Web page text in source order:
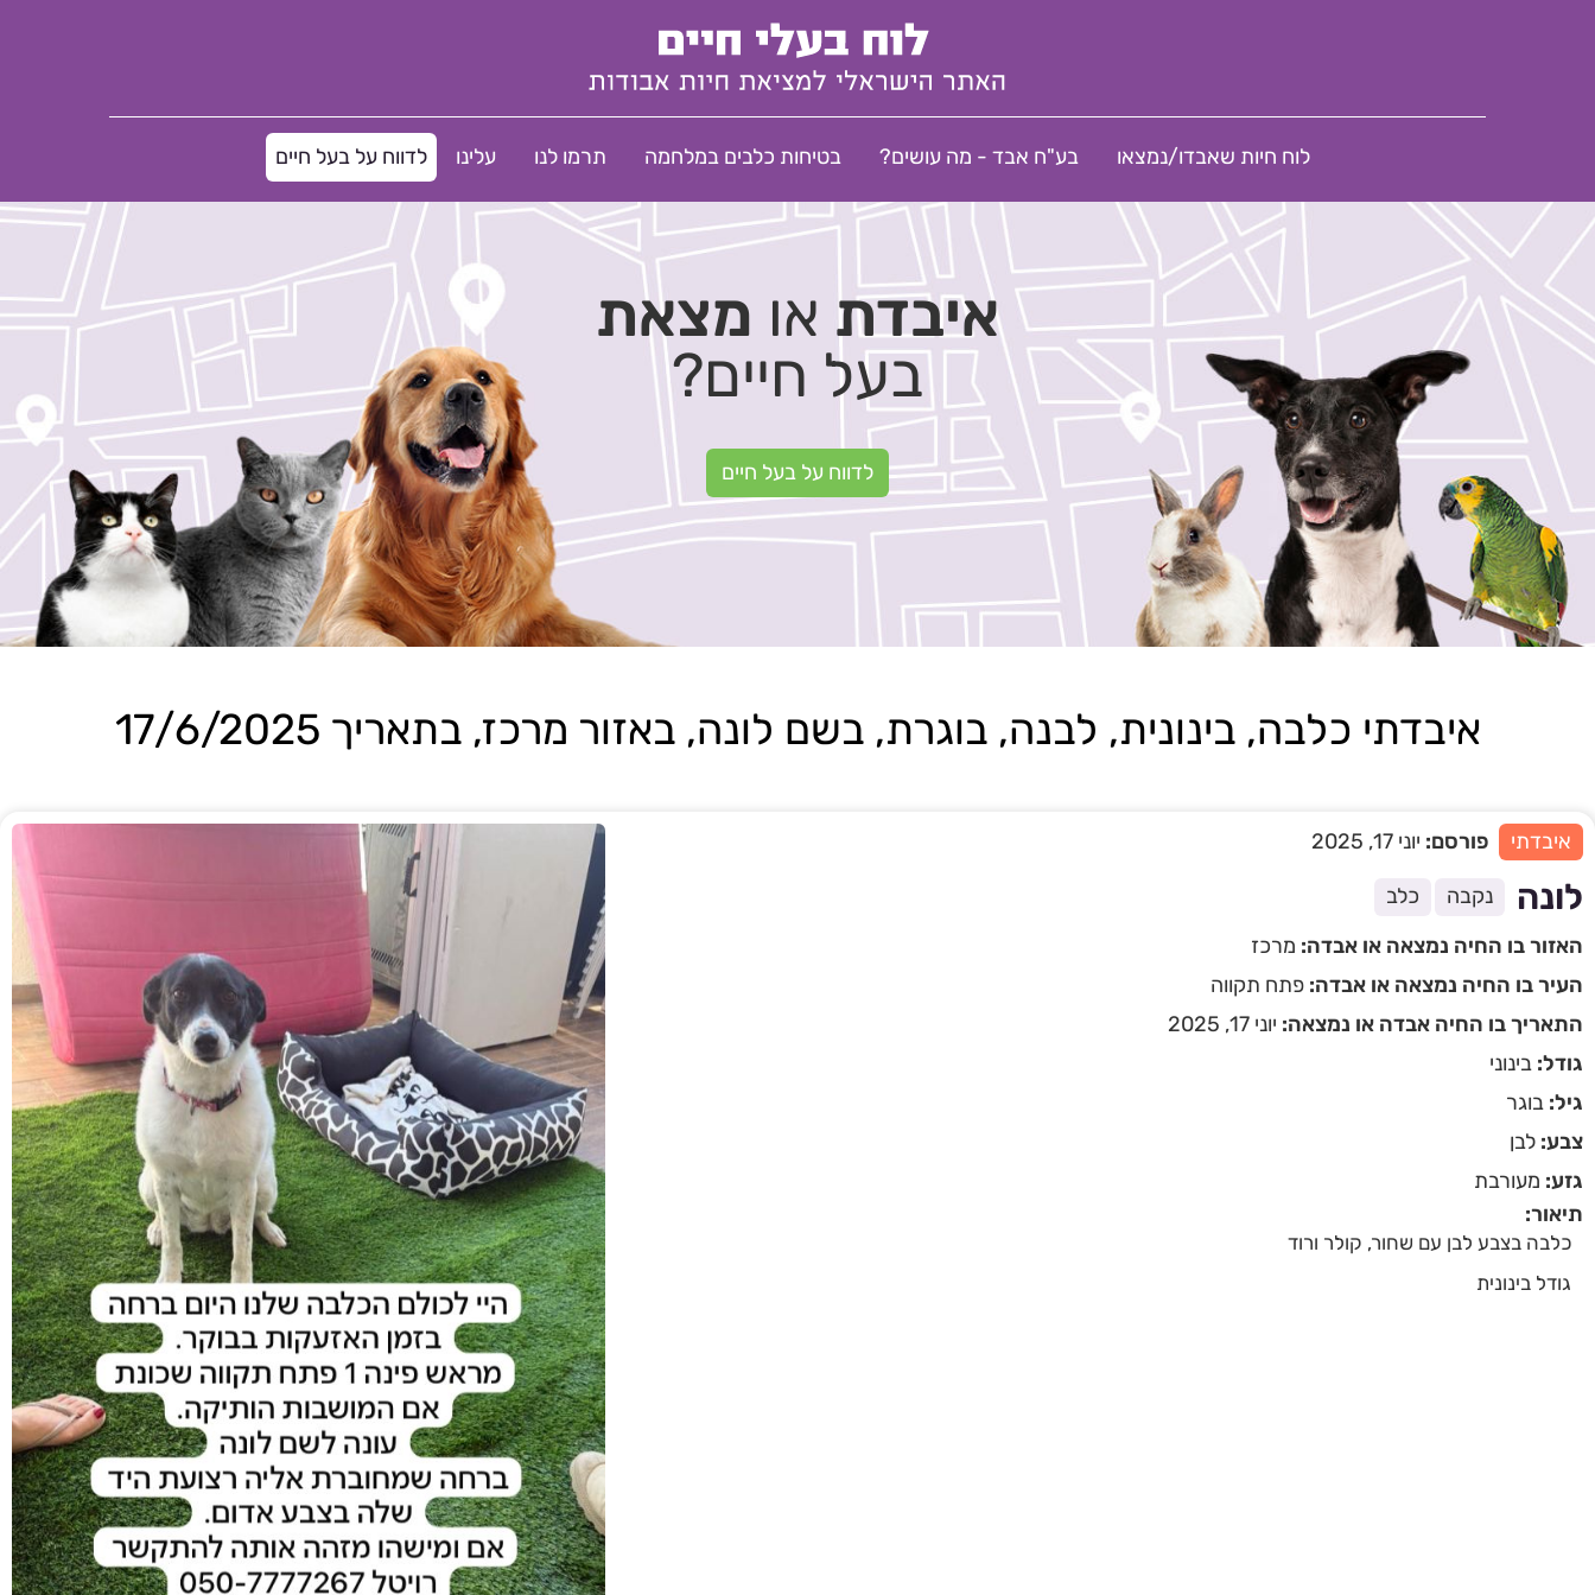
לוח חיות שאבדו/נמצאו בע"ח אבד - מה עושים? בטיחות כלבים במלחמה תרמו לנו עלינו לדווח על בעל חיים
איבדת או מצאת
בעל חיים?
לדווח על בעל חיים
איבדתי כלבה, בינונית, לבנה, בוגרת, בשם לונה, באזור מרכז, בתאריך 17/6/2025
איבדתי פורסם: יוני 17, 2025
לונה נקבה
כלב
האזור בו החיה נמצאה או אבדה: מרכז
העיר בו החיה נמצאה או אבדה: פתח תקווה
התאריך בו החיה אבדה או נמצאה: יוני 17, 2025
גודל: בינוני
גיל: בוגר
צבע: לבן
גזע: מעורבת
תיאור:
כלבה בצבע לבן עם שחור, קולר ורוד
גודל בינונית